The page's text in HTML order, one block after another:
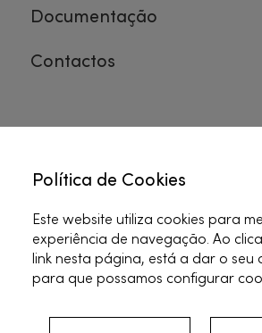
Política de Cookies
Este website utiliza cookies para
experiência de navegação. Ao
link nesta página, está a dar o seu
para que possamos configurar
Documentação
Contactos
Termos e Condições
Copyright 2021 • Todos os direitos
Powered by: